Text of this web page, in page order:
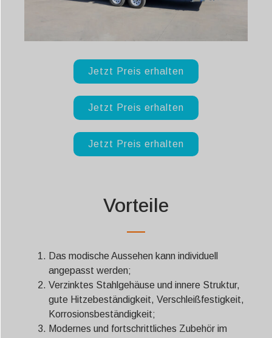
Jetzt Preis erhalten
Jetzt Preis erhalten
Jetzt Preis erhalten
Vorteile
Das modische Aussehen kann individuell
angepasst werden;
Verzinktes Stahlgehäuse und innere Struktur,
gute Hitzebeständigkeit, Verschleißfestigkeit,
Korrosionsbeständigkeit;
Modernes und fortschrittliches Zubehör im